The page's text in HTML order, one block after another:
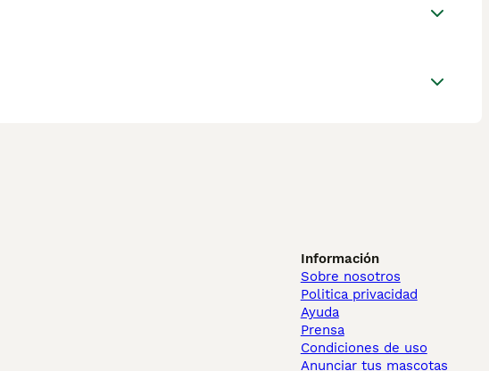
Información
Sobre nosotros
Politica privacidad
Ayuda
Prensa
Condiciones de uso
Anunciar tus mascotas